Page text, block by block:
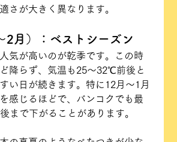
さが大きく異なります。
2月）：ベストシーズン
気が高いのが乾季です。この時
降らず、気温も25〜32℃前後と
い日が続きます。特に12月〜1月
感じるほどで、バンコクでも最
まで下がることがあります。